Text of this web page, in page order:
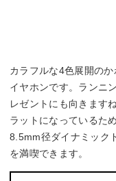
カラフルな4色展開の
イヤホンです。ランニ
レゼントにも向きます
ラットになっているた
8.5mm径ダイナミック
を満喫できます。